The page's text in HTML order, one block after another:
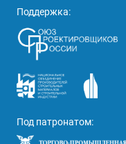
Поддержка:
Под патронатом: